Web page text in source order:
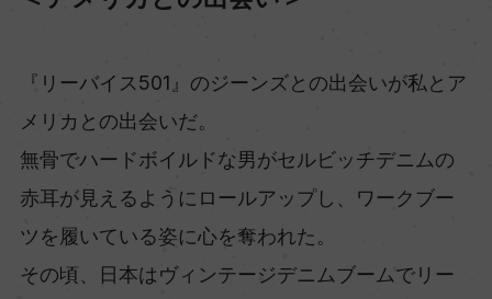
『リーバイス501』のジーンズとの出会いが私とア
メリカとの出会いだ。
無骨でハードボイルドな男がセルビッチデニムの
赤耳が見えるようにロールアップし、ワークブー
ツを履いている姿に心を奪われた。
その頃、日本はヴィンテージデニムブームでリー